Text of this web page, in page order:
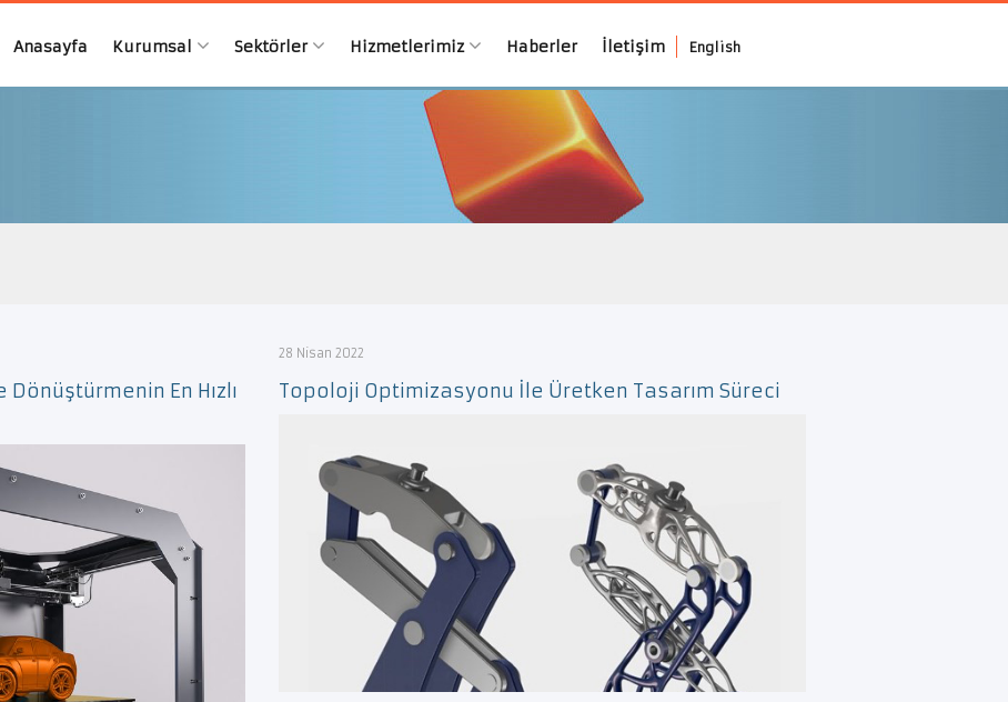
Anasayfa Kurumsal Sektörler Hizmetlerimiz Haberler İletişim English
En Hızlı
28 Nisan 2022
Topoloji Optimizasyonu İle Üretken Tasarım Süreci